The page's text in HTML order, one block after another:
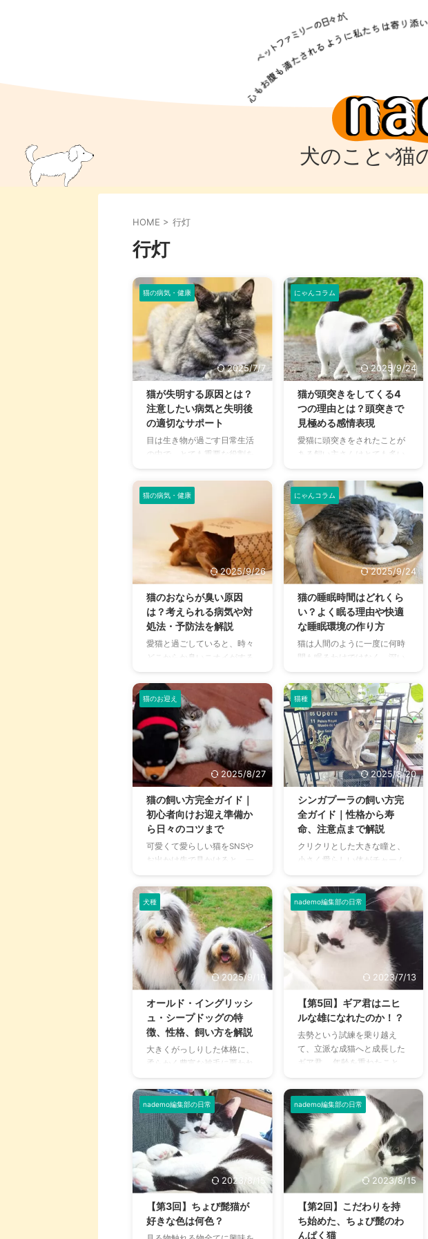
犬のこと
犬のこと
犬のしつけ
猫
猫のこと
猫のしつけ
ペットフード
HOME > 行灯
行灯
猫の病気・健康
2025/7/7
猫が失明する原因とは？
注意したい病気と失明後
の適切なサポート
目は生き物が過ごす日常生活
の中で、とても重要な役割を
持っている器官のひとつで
す。 それは猫も例外ではな
く、仮に失明してしまうこと
てくることでしょう。 さまざ
まな理由で視覚に障害がでた
り、怪我や病気などによって
最悪失明してしまうこともあ
ります。 この記事では失明リ
スクの軽減や、失明した猫の
サポートについて解説しま
す。 この記事の結論 猫の失明
の原因は、怪我の他に病気に
よる続発や脳が関係している
いこともある 失明後でも飼い
主がサポ ...
にゃんコラム
2025/9/24
猫が頭突きをしてくる4
つの理由とは？頭突きで
見極める感情表現
愛猫に頭突きをされたことが
ある飼い主さんはとても多い
のではないでしょうか。足元
に擦り寄ってきた時にゴツン
とされたり、目覚めた時にゴ
ツンとされたり。 猫と暮らし
ていると一日のうちに、何度
も頭突きされる機会に見舞わ
れるでしょう。 時には頭突き
の後に噛まれることもありま
すが、これらの猫の行動は感
情表現のひとつだと考えられ
ています。今回は、猫が頭突
きをする理由についてご紹介
しましょう。 この記事の結論
猫の頭突きは感情表現の方法
噛みや頬を擦りつけてくるこ
ともあ ...
猫の病気・健康
2025/9/26
猫のおならが臭い原因
は？考えられる病気や対
処法・予防法を解説
愛猫と過ごしていると、時々
どこからか臭いニオイがする
ことはないでしょうか？それ
は愛猫のおならのニオイかも
しれません。 おならは生理現
象のひとつで、腸内に溜まっ
たガスを肛門から排出する行
為です。猫は人間や犬ほど頻
繁におならをするわけではあ
りませんが、全くしないわけ
でもありません。 健康な状態
であれば、おならはそんなに
気にならないでしょう。しか
し、生理現象でもあるおなら
は健康のバロメーター。猫の
おならからわかる健康やその
う。 この記事の結論 おならは
大腸に溜まったガスを排出す
る生理現象 ...
にゃんコラム
2025/9/24
猫の睡眠時間はどれくら
い？よく眠る理由や快適
な睡眠環境の作り方
猫は人間のように一度に何時
間も眠るわけではなく、深い
眠りと浅い眠りを短時間に繰
り返しながら睡眠をとりま
す。 猫にとって睡眠は本能に
も関わる重要なライフサイク
ルのひとつです。一般的には1
日の2/3を寝て過ごすと言われ
ていますが、実際にはどれく
らい眠っているのでしょう。
そもそもどうしてそんなにも
たくさんの時間、眠る必要が
あるのか気になりますよね。
ここでは人間とは違う睡眠サ
イクルをとる猫の睡眠や、そ
の理由について解説していき
は年齢により平均睡眠時間が
異なるものの、1日の半分以上
は ...
猫のお迎え
2025/8/27
猫の飼い方完全ガイド｜
初心者向けお迎え準備か
ら日々のコツまで
可愛くて愛らしい猫をSNSや
お出かけ先で見かけると、一
緒に暮らしたいと思うことは
よくあるのではないでしょう
か。 しかし、いざお迎えとな
ると準備が必要になり、ハー
ドルも高いと感じてしまいま
すよね。 必要な物、注意しな
いといけないこと、毎日のお
世話に対する心構え、一緒に
暮らすに当たってさまざまな
疑問や不安も多いでしょう。
今回は、猫をお迎えするにあ
たって、知っておくと良いこ
とを、ご紹介いたします。実
際に筆者の体験も踏まえてお
記事の結論 猫を飼う前には、
快適 ...
猫種
2025/8/20
シンガプーラの飼い方完
全ガイド｜性格から寿
命、注意点まで解説
クリクリとした大きな瞳と、
小さく愛らしい体がチャーム
ポイントのシンガプーラ。そ
の名の通りシンガポールが原
産で、「世界最小の猫」とし
ても知られています。 その愛
らしい見た目から人気が高ま
っていますが、「どんな性格
をしているの？」「飼育する
上で気をつけることは？」と
いった疑問を持つ方も多いの
ではないでしょうか。 この記
事では、シンガプーラの性格
や特徴、日々の生活で欠かせ
ないお手入れ方法、健康管理
のポイントまで、飼い主さん
暮らしをより豊かにするため
に、ぜひ参考 ...
犬種
2025/9/19
オールド・イングリッシ
ュ・シープドッグの特
徴、性格、飼い方を解説
大きくがっしりした体格に、
柔らかく豊富な被毛に覆われ
ているオールド・イングリッ
シュ・シープドッグ。 まるで
大きなぬいぐるみのような外
見で有名なオールド・イング
リッシュ・シープドッグは、
ヨーロッパでは牧羊犬として
活躍します。 その一方、アメ
リカでは「ナニー・ドッグ」
とも呼ばれ、子守犬としても
親しまれています。 知的で人
懐っこい性格と、愛らしい姿
から世界中で愛されているオ
nademo編集部の日常
2023/7/13
【第5回】ギア君はニヒ
ルな雄になれたのか！？
去勢という試練を乗り越え
て、立派な成猫へと成長した
ギア君。 年齢を重ねたこと
で、少しは落ち着きもでて……
きてません。毎日力いっぱい
走り回っています。 猫の性質
上、気まぐれで何を考えてい
るのかわからないことも多い
ですが、それでも表情や仕草
で精一杯気持ちを伝えてきて
くれます。 これからもずっ
と、元気で健やかに。 ニヒル
とは程遠いイタズラで驚かせ
てくれるギア君は、今後はど
んな風に振り回してくれるの
nademo編集部の日常
2023/8/15
【第3回】ちょび髭猫が
好きな色は何色？
nademo編集部の日常
2023/8/15
【第2回】こだわりを持
ち始めた、ちょび髭のわ
んぱく猫